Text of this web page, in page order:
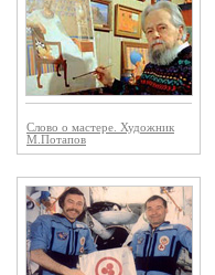
Слово о мастере. Художник
М.Потапов